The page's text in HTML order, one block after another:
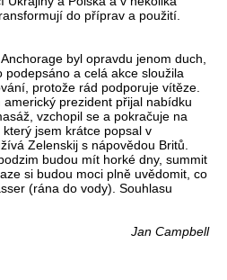
do příprav a použití.
byl opravdu jenom duch,
a celá akce sloužila
protože rád podporuje vítěze.
prezident přijal nabídku
vzchopil se a pokračuje na
jsem krátce popsal v
Zelenskij s nápovědou Britů.
budou mít horké dny, summit
si budou moci plně uvědomit, co
(rána do vody). Souhlasu
Jan Campbell